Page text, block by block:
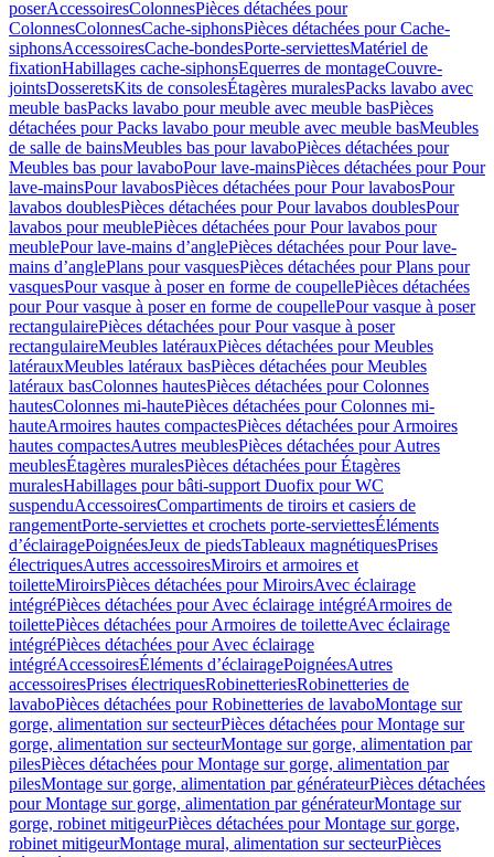
poserAccessoiresColonnesPièces détachées pour
ColonnesColonnesCache-siphonsPièces détachées pour Cache-
siphonsAccessoiresCache-bondesPorte-serviettesMatériel de
fixationHabillages cache-siphonsEquerres de montageCouvre-
jointsDosseretsKits de consolesÉtagères muralesPacks lavabo avec
meuble basPacks lavabo pour meuble avec meuble basPièces
détachées pour Packs lavabo pour meuble avec meuble basMeubles
de salle de bainsMeubles bas pour lavaboPièces détachées pour
Meubles bas pour lavaboPour lave-mainsPièces détachées pour Pour
lave-mainsPour lavabosPièces détachées pour Pour lavabosPour
lavabos doublesPièces détachées pour Pour lavabos doublesPour
lavabos pour meublePièces détachées pour Pour lavabos pour
meublePour lave-mains d’anglePièces détachées pour Pour lave-
mains d’anglePlans pour vasquesPièces détachées pour Plans pour
vasquesPour vasque à poser en forme de coupellePièces détachées
pour Pour vasque à poser en forme de coupellePour vasque à poser
rectangulairePièces détachées pour Pour vasque à poser
rectangulaireMeubles latérauxPièces détachées pour Meubles
latérauxMeubles latéraux basPièces détachées pour Meubles
latéraux basColonnes hautesPièces détachées pour Colonnes
hautesColonnes mi-hautePièces détachées pour Colonnes mi-
hauteArmoires hautes compactesPièces détachées pour Armoires
hautes compactesAutres meublesPièces détachées pour Autres
meublesÉtagères muralesPièces détachées pour Étagères
muralesHabillages pour bâti-support Duofix pour WC
suspenduAccessoiresCompartiments de tiroirs et casiers de
rangementPorte-serviettes et crochets porte-serviettesÉléments
d’éclairagePoignéesJeux de piedsTableaux magnétiquesPrises
électriquesAutres accessoiresMiroirs et armoires et
toiletteMiroirsPièces détachées pour MiroirsAvec éclairage
intégréPièces détachées pour Avec éclairage intégréArmoires de
toilettePièces détachées pour Armoires de toiletteAvec éclairage
intégréPièces détachées pour Avec éclairage
intégréAccessoiresÉléments d’éclairagePoignéesAutres
accessoiresPrises électriquesRobinetteriesRobinetteries de
lavaboPièces détachées pour Robinetteries de lavaboMontage sur
gorge, alimentation sur secteurPièces détachées pour Montage sur
gorge, alimentation sur secteurMontage sur gorge, alimentation par
pilesPièces détachées pour Montage sur gorge, alimentation par
pilesMontage sur gorge, alimentation par générateurPièces détachées
pour Montage sur gorge, alimentation par générateurMontage sur
gorge, robinet mitigeurPièces détachées pour Montage sur gorge,
robinet mitigeurMontage mural, alimentation sur secteurPièces